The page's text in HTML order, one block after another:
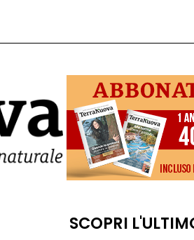
SCOPRI